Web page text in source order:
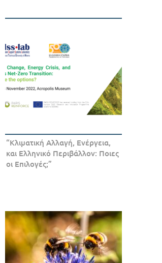
“Κλιματική Αλλαγή, Ενέργεια,
και Ελληνικό Περιβάλλον: Ποιες
οι Επιλογές;”